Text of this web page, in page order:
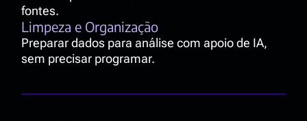
fontes.
Limpeza e Organização
Preparar dados para análise com apoio de IA,
sem precisar programar.